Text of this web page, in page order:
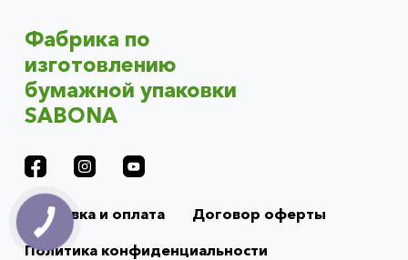
Фабрика по
изготовлению
бумажной упаковки
SABONA
Доставка и оплата
Договор оферты
Политика конфиденциальности